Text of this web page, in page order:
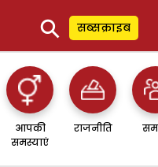
⚲ सब्सक्राइब
आपकी
समस्याएं
राजनीति